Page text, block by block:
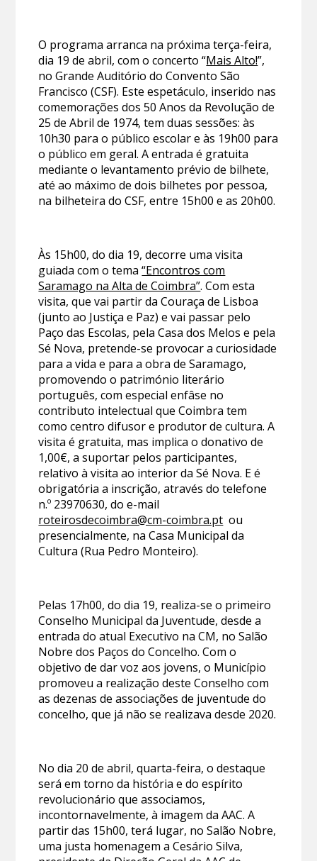
O programa arranca na próxima terça-feira,
dia 19 de abril, com o concerto “Mais Alto!”,
no Grande Auditório do Convento São
Francisco (CSF). Este espetáculo, inserido nas
comemorações dos 50 Anos da Revolução de
25 de Abril de 1974, tem duas sessões: às
10h30 para o público escolar e às 19h00 para
o público em geral. A entrada é gratuita
mediante o levantamento prévio de bilhete,
até ao máximo de dois bilhetes por pessoa,
na bilheteira do CSF, entre 15h00 e as 20h00.
Às 15h00, do dia 19, decorre uma visita
guiada com o tema“Encontros com
Saramago na Alta de Coimbra”. Com esta
visita, que vai partir da Couraça de Lisboa
(junto ao Justiça e Paz) e vai passar pelo
Paço das Escolas, pela Casa dos Melos e pela
Sé Nova, pretende-se provocar a curiosidade
para a vida e para a obra de Saramago,
promovendo o património literário
português, com especial enfâse no
contributo intelectual que Coimbra tem
como centro difusor e produtor de cultura. A
visita é gratuita, mas implica o donativo de
1,00€, a suportar pelos participantes,
relativo à visita ao interior da Sé Nova. E é
obrigatória a inscrição, através do telefone
n.º 23970630, do e-mail
roteirosdecoimbra@cm-coimbra.pt ou
presencialmente, na Casa Municipal da
Cultura (Rua Pedro Monteiro).
Pelas 17h00, do dia 19, realiza-se o primeiro
Conselho Municipal da Juventude, desde a
entrada do atual Executivo na CM, no Salão
Nobre dos Paços do Concelho. Com o
objetivo de dar voz aos jovens, o Município
promoveu a realização deste Conselho com
as dezenas de associações de juventude do
concelho, que já não se realizava desde 2020.
No dia 20 de abril, quarta-feira, o destaque
será em torno da história e do espírito
revolucionário que associamos,
incontornavelmente, à imagem da AAC. A
partir das 15h00, terá lugar, no Salão Nobre,
uma justa homenagem a Cesário Silva,